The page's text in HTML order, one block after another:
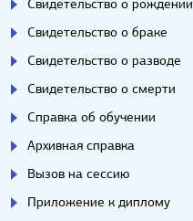
Свидетельство о рождении
Свидетельство о браке
Свидетельство о разводе
Свидетельство о смерти
Справка об обучении
Архивная справка
Вызов на сессию
Приложение к диплому